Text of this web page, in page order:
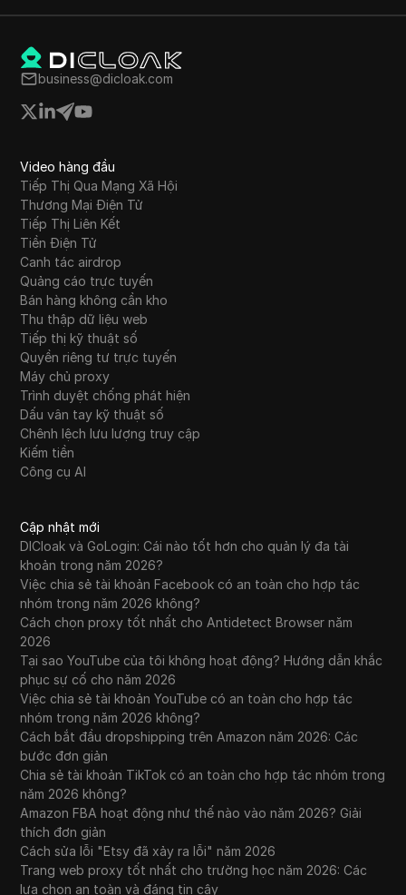
dụng và tiềm năng kiếm tiền, khuyến khích
người xem đăng ký để nhận thêm nội dung.
business@dicloak.com
Video hàng đầu
Tiếp Thị Qua Mạng Xã Hội
Thương Mại Điện Tử
Tiếp Thị Liên Kết
Tiền Điện Tử
Canh tác airdrop
Quảng cáo trực tuyến
Bán hàng không cần kho
Thu thập dữ liệu web
Tiếp thị kỹ thuật số
Quyền riêng tư trực tuyến
Máy chủ proxy
Trình duyệt chống phát hiện
Dấu vân tay kỹ thuật số
Chênh lệch lưu lượng truy cập
Kiếm tiền
Công cụ AI
Cập nhật mới
DICloak và GoLogin: Cái nào tốt hơn cho quản lý đa tài
khoản trong năm 2026?
Việc chia sẻ tài khoản Facebook có an toàn cho hợp tác
nhóm trong năm 2026 không?
Cách chọn proxy tốt nhất cho Antidetect Browser năm
2026
Tại sao YouTube của tôi không hoạt động? Hướng dẫn khắc
phục sự cố cho năm 2026
Việc chia sẻ tài khoản YouTube có an toàn cho hợp tác
nhóm trong năm 2026 không?
Cách bắt đầu dropshipping trên Amazon năm 2026: Các
bước đơn giản
Chia sẻ tài khoản TikTok có an toàn cho hợp tác nhóm trong
năm 2026 không?
Amazon FBA hoạt động như thế nào vào năm 2026? Giải
thích đơn giản
Cách sửa lỗi "Etsy đã xảy ra lỗi" năm 2026
Trang web proxy tốt nhất cho trường học năm 2026: Các
lựa chọn an toàn và đáng tin cậy